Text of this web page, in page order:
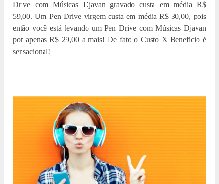
Drive com Músicas Djavan gravado custa em média R$
59,00. Um Pen Drive virgem custa em média R$ 30,00, pois
então você está levando um Pen Drive com Músicas Djavan
por apenas R$ 29,00 a mais! De fato o Custo X Benefício é
sensacional!